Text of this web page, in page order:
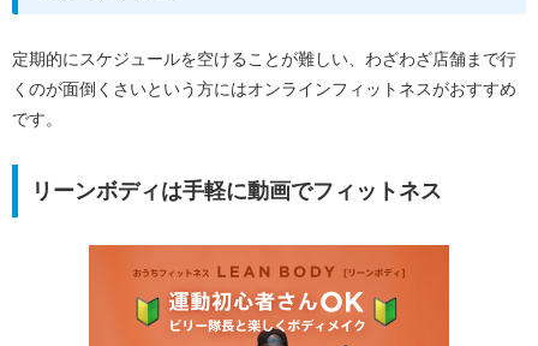
定期的にスケジュールを空けることが難しい、わざわざ店舗まで行
くのが面倒くさいという方にはオンラインフィットネスがおすすめ
です。
リーンボディは手軽に動画でフィットネス